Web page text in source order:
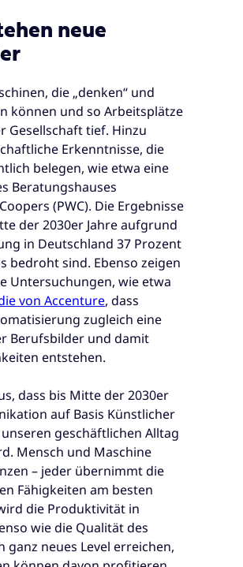
neue
die „denken“ und
können und so Arbeitsplätze
Gesellschaft tief. Hinzu
Erkenntnisse, die
belegen, wie etwa eine
Beratungshauses
(PWC). Die Ergebnisse
der 2030er Jahre aufgrund
in Deutschland 37 Prozent
bedroht sind. Ebenso zeigen
Untersuchungen, wie etwa
von Accenture, dass
zugleich eine
Berufsbilder und damit
entstehen.
dass bis Mitte der 2030er
auf Basis Künstlicher
geschäftlichen Alltag
Mensch und Maschine
– jeder übernimmt die
Fähigkeiten am besten
die Produktivität in
wie die Qualität des
ganz neues Level erreichen,